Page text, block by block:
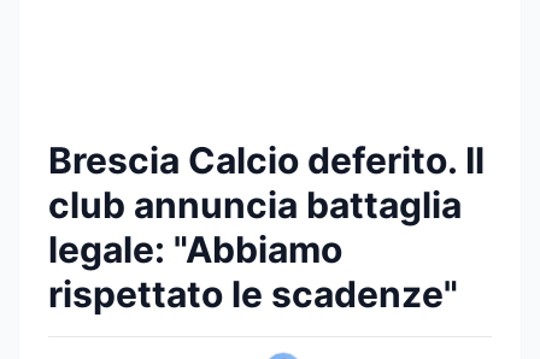
Brescia Calcio deferito. Il
club annuncia battaglia
legale: "Abbiamo
rispettato le scadenze"